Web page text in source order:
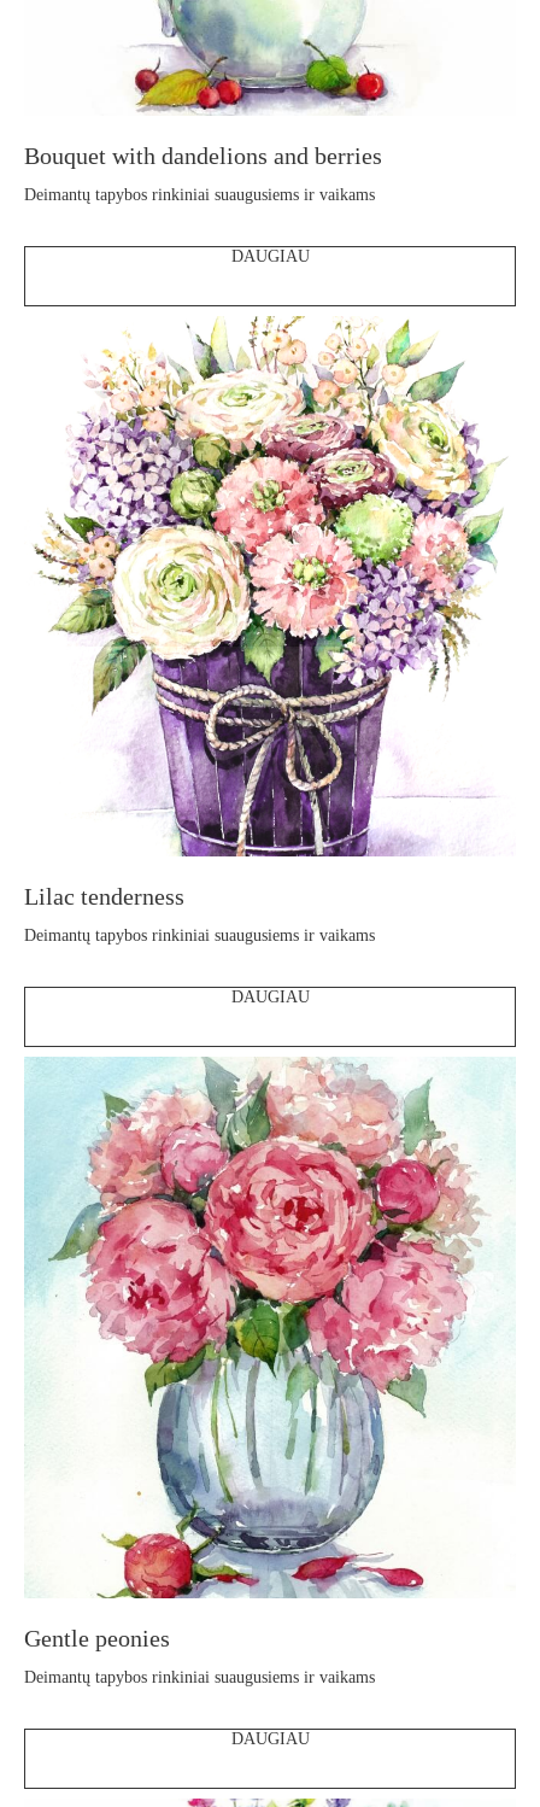
Bouquet with dandelions and berries
Deimantų tapybos rinkiniai suaugusiems ir vaikams
DAUGIAU
Lilac tenderness
Deimantų tapybos rinkiniai suaugusiems ir vaikams
DAUGIAU
Gentle peonies
Deimantų tapybos rinkiniai suaugusiems ir vaikams
DAUGIAU